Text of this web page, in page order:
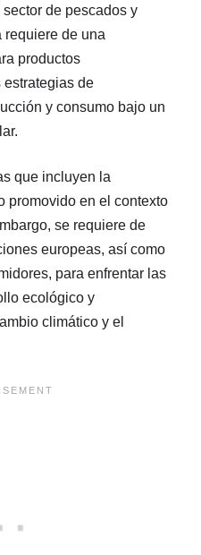
de pescados y
requiere de una
productos
de
y consumo bajo un
que incluyen la
promovido en el contexto
se requiere de
europeas, así como
para enfrentar las
ecológico y
climático y el